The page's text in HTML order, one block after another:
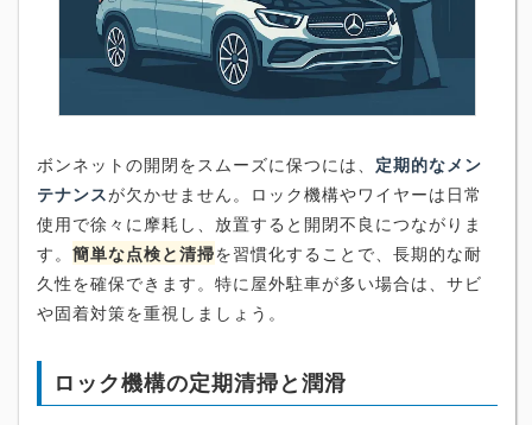
ボンネットの開閉をスムーズに保つには、 定期的なメン
テナンスが欠かせません。ロック機構やワイヤーは日常
使用で徐々に摩耗し、放置すると開閉不良につながりま
す。 簡単な点検と清掃を習慣化することで、長期的な耐
久性を確保できます。特に屋外駐車が多い場合は、サビ
や固着対策を重視しましょう。
ロック機構の定期清掃と潤滑